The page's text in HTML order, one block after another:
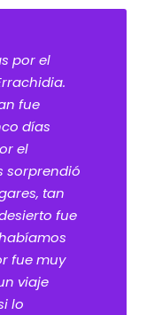
por el
fue
días
el
sorprendió
tan
fue
fue muy
viaje
lo